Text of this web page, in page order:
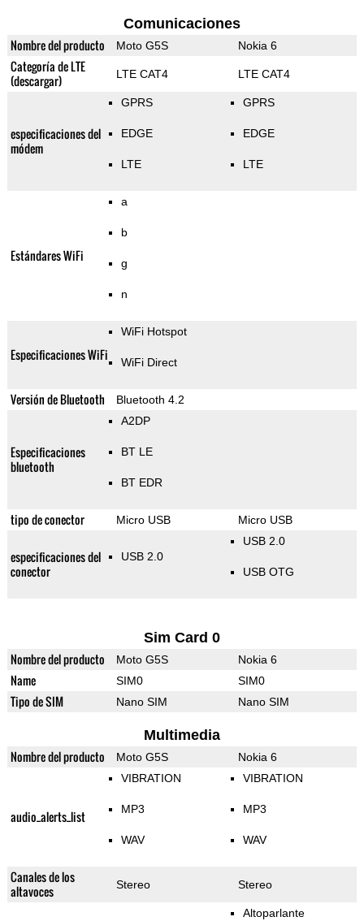
Comunicaciones
Nombre del producto Moto G5S Nokia 6
Categoría de LTE
(descargar)
LTE CAT4 LTE CAT4
especificaciones del
módem
GPRS
EDGE
LTE
GPRS
EDGE
LTE
Estándares WiFi
a
b
g
n
Especificaciones WiFi
WiFi Hotspot
WiFi Direct
Versión de Bluetooth Bluetooth 4.2
Especificaciones
bluetooth
A2DP
BT LE
BT EDR
tipo de conector Micro USB Micro USB
especificaciones del
conector
USB 2.0
USB 2.0
USB OTG
Sim Card 0
Nombre del producto Moto G5S Nokia 6
Name SIM0 SIM0
Tipo de SIM Nano SIM Nano SIM
Multimedia
Nombre del producto Moto G5S Nokia 6
audio_alerts_list
VIBRATION
MP3
WAV
VIBRATION
MP3
WAV
Canales de los
altavoces
Stereo Stereo
Altoparlante